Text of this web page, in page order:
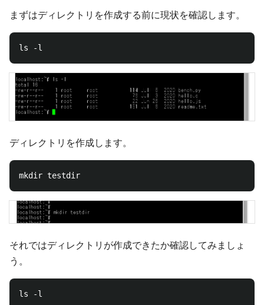
まずはディレクトリを作成する前に現状を確認します。
ディレクトリを作成します。
それではディレクトリが作成できたか確認してみましょ
う。